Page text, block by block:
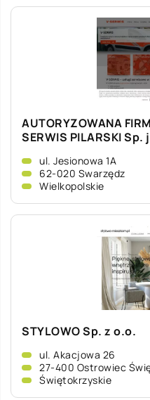
AUTORYZOWANA
SERWIS PILARSKI Sp.
ul. Jesionowa 1A
62-020 Swarzędz
Wielkopolskie
STYLOWO Sp. z o.o.
ul. Akacjowa 26
27-400 Ostrowiec
Świętokrzyskie